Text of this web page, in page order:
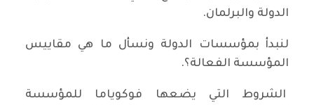
الدولة والبرلمان.
لنبدأ بمؤسسات الدولة ونسأل ما هي مقاييس
المؤسسة الفعالة؟.
الشروط التي يضعها فوكوياما للمؤسسة